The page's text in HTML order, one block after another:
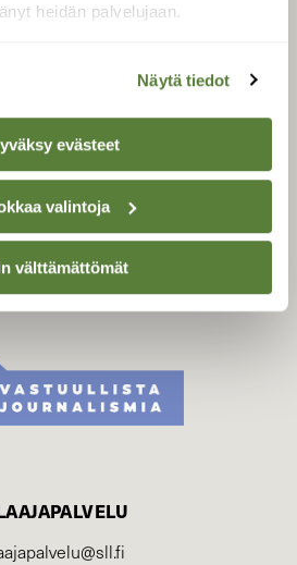
heidän palvelujaan.
Näytä tiedot
evästeet
valintoja
välttämättömät
Tilaa uutiskirje
SUOMEN LUONNON­
SUOJELU­LIITTO
Suomen Luonto -lehden
kustantaja on
luonnonsuojelu­liitto